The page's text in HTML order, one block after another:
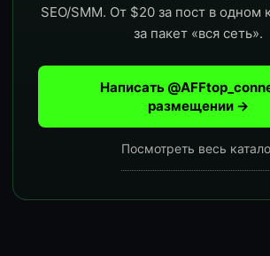
SEO/SMM. От $20 за пост в одном
за пакет «вся сеть».
Написать
размещении →
Посмотреть весь